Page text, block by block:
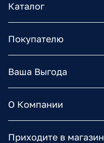
Каталог
Покупателю
Ваша Выгода
О Компании
Приходите в магазин